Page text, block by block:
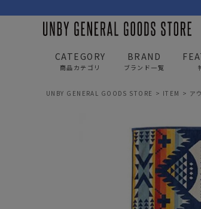
CATEGORY
商品カテゴリ
リュック/バックパック
ショルダー/サコッシュ
BRAND
ブランド一覧
UNBY GENERAL GOODS STORE ITEM ア